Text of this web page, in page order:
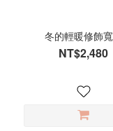
冬的輕暖修飾
NT$2,480